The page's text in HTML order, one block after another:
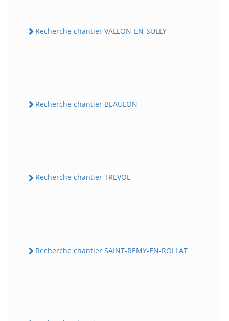
Recherche chantier VALLON-EN-SULLY
Recherche chantier BEAULON
Recherche chantier TREVOL
Recherche chantier SAINT-REMY-EN-ROLLAT